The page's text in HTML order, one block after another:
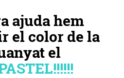
ajuda hem
el color de la
el